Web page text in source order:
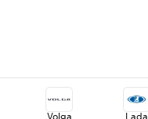
Volga Lada